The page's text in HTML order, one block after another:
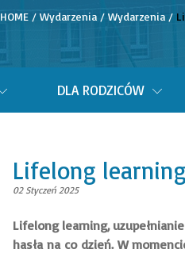
HOME/ Wydarzenia/ Wydarzenia/
DLA RODZICÓW
Lifelong
02 Styczeń 2025
Lifelong learning,
hasła na co dzień. W